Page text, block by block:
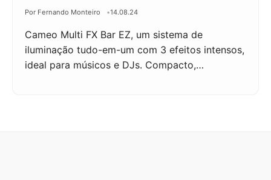
Por Fernando Monteiro 14.08.24
Cameo Multi FX Bar EZ, um sistema de
iluminação tudo-em-um com 3 efeitos intensos,
ideal para músicos e DJs. Compacto,…